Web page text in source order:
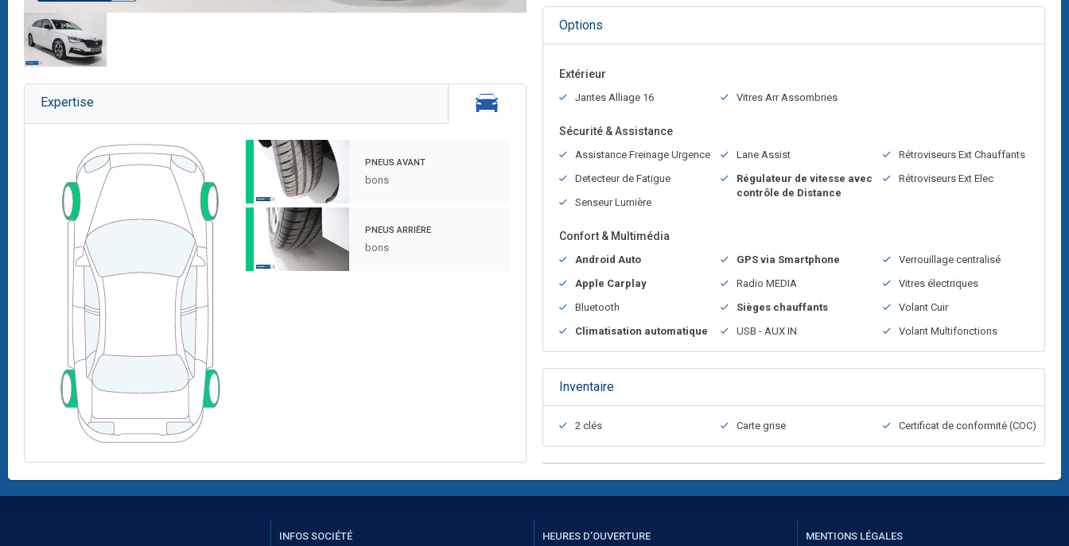
Expertise
PNEUS AVANT
bons
PNEUS ARRIÈRE
bons
Options
Extérieur
Jantes Alliage 16 Vitres Arr Assombries
Sécurité & Assistance
Assistance Freinage Urgence
Detecteur de Fatigue
Senseur Lumière
Lane Assist
Régulateur de vitesse avec
contrôle de Distance
Rétroviseurs Ext Chauffants
Rétroviseurs Ext Elec
Confort & Multimédia
Android Auto
Apple Carplay
Bluetooth
Climatisation automatique
GPS via Smartphone
Radio MEDIA
Sièges chauffants
USB - AUX IN
Verrouillage centralisé
Vitres électriques
Volant Cuir
Volant Multifonctions
Inventaire
2 clés Carte grise Certificat de conformité (COC)
INFOS SOCIÉTÉ HEURES D’OUVERTURE MENTIONS LÉGALES